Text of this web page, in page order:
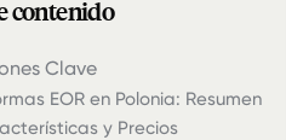
contenido
Clave
EOR en Polonia: Resumen
y Precios